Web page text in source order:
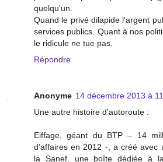
quelqu'un.
Quand le privé dilapide l'argent
services publics. Quant à nos
le ridicule ne tue pas.
Répondre
Anonyme 14 décembre 2013 à
Une autre histoire d'autoroute :
Eiffage, géant du BTP – 14
d’affaires en 2012 -, a créé avec
la Sanef, une boîte dédiée à